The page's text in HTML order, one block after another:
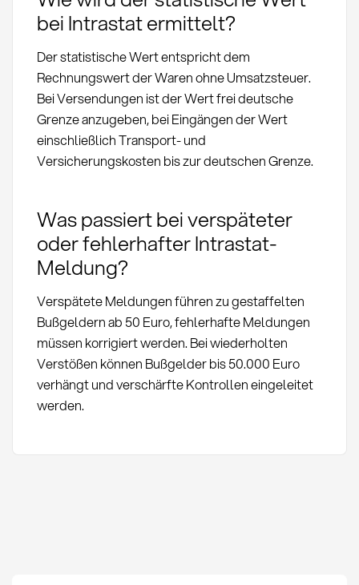
bei Intrastat ermittelt?
Der statistische Wert entspricht dem
Rechnungswert der Waren ohne Umsatzsteuer.
Bei Versendungen ist der Wert frei deutsche
Grenze anzugeben, bei Eingängen der Wert
einschließlich Transport- und
Versicherungskosten bis zur deutschen Grenze.
Was passiert bei verspäteter
oder fehlerhafter Intrastat-
Meldung?
Verspätete Meldungen führen zu gestaffelten
Bußgeldern ab 50 Euro, fehlerhafte Meldungen
müssen korrigiert werden. Bei wiederholten
Verstößen können Bußgelder bis 50.000 Euro
verhängt und verschärfte Kontrollen eingeleitet
werden.